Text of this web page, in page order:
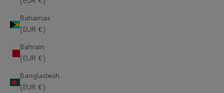
Bahamas
(EUR €)
Bahrain
(EUR €)
Bangladesh
(EUR €)